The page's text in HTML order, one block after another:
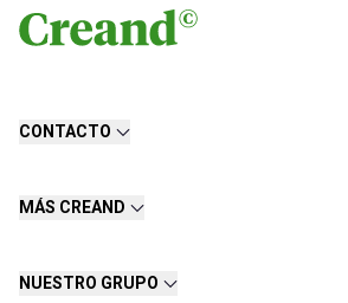
CONTACTO
MÁS CREAND
NUESTRO GRUPO